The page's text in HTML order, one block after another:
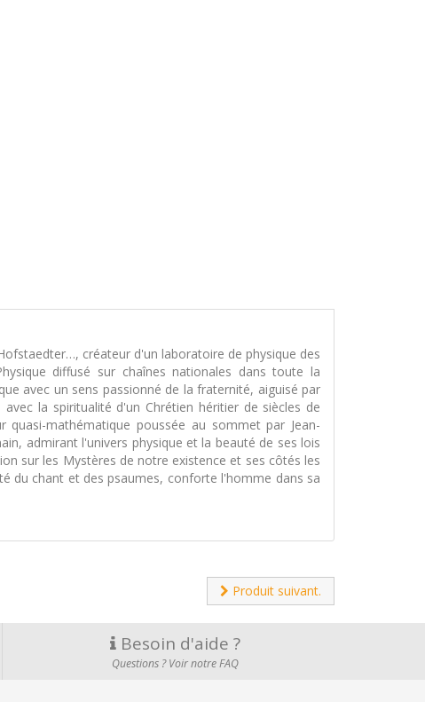
créateur d'un laboratoire de physique des
diffusé sur chaînes nationales dans toute la
avec un sens passionné de la fraternité, aiguisé par
la spiritualité d'un Chrétien héritier de siècles de
mathématique poussée au sommet par Jean-
admirant l'univers physique et la beauté de ses lois
sur les Mystères de notre existence et ses côtés les
du chant et des psaumes, conforte l'homme dans sa
Produit suivant.
Besoin d'aide ?
Questions ? Voir notre FAQ